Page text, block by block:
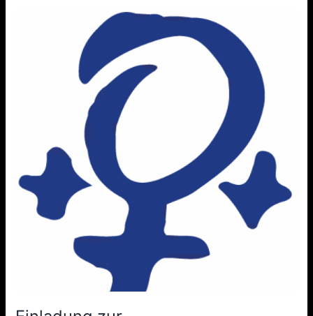
Jahreshauptversammlung